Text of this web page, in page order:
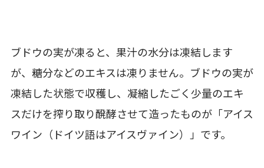
ブドウの実が凍ると、果汁の水分は凍結します
が、糖分などのエキスは凍りません。ブドウの実が
凍結した状態で収穫し、凝縮したごく少量のエキ
スだけを搾り取り醗酵させて造ったものが「アイス
ワイン（ドイツ語はアイスヴァイン）」です。